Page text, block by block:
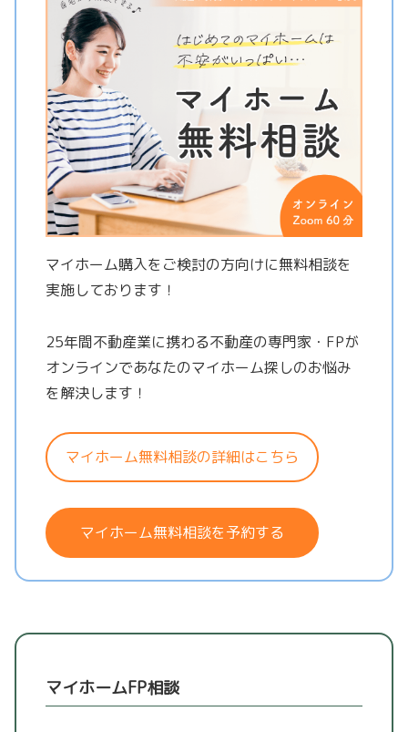
マイホーム購入をご検討の方向けに無料相談を
実施しております！
25年間不動産業に携わる不動産の専門家・FPが
オンラインであなたのマイホーム探しのお悩み
を解決します！
マイホーム無料相談の詳細はこちら
マイホーム無料相談を予約する
マイホームFP相談